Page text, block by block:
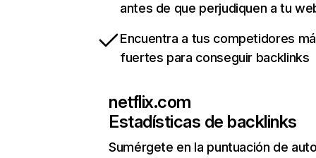
antes de que perjudiquen a tu
Encuentra a tus competidores
fuertes para conseguir backlinks
netflix.com
Estadísticas de backlinks
Sumérgete en la puntuación de